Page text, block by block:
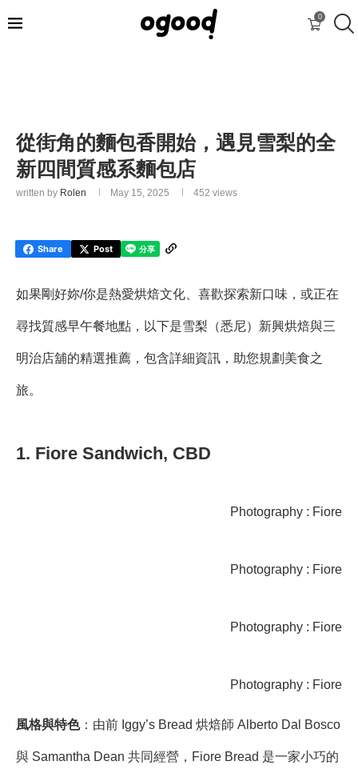
0
從街角的麵包香開始，遇見雪梨的全
新四間質感系麵包店
written by Rolen May 15, 2025 452 views
Share Post
如果剛好妳/你是熱愛烘焙文化、喜歡探索新口味，或正在
尋找質感早午餐地點，以下是雪梨（悉尼）新興烘焙與三
明治店舖的精選推薦，包含詳細資訊，助您規劃美食之
旅。
1. Fiore Sandwich, CBD
Photography : Fiore
Photography : Fiore
Photography : Fiore
Photography : Fiore
風格與特色：由前 Iggy’s Bread 烘焙師 Alberto Dal Bosco
與 Samantha Dean 共同經營，Fiore Bread 是一家小巧的